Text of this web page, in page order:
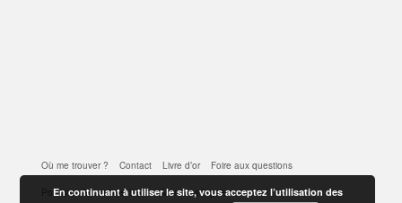
Où me trouver ? Contact Livre d’or Foire aux questions
Politique de confidentialité Mentions légales
En continuant à utiliser le site, vous acceptez l’utilisation des